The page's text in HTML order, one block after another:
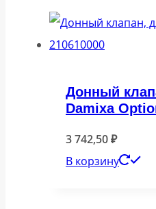
Донный
Damixa
3 742,50₽
В корзину